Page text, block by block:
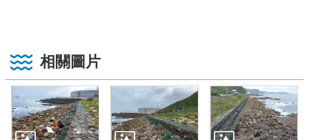
相關圖片